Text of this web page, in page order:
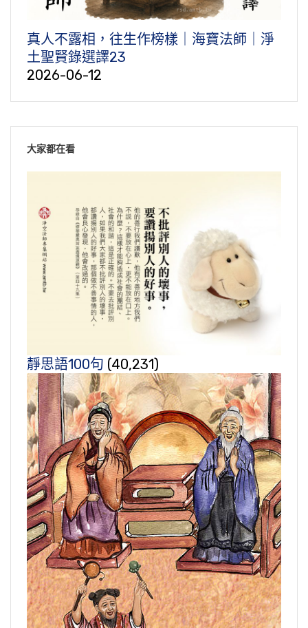
真人不露相，往生作榜樣｜海寶法師｜淨
土聖賢錄選譯23
2026-06-12
大家都在看
靜思語100句 (40,231)